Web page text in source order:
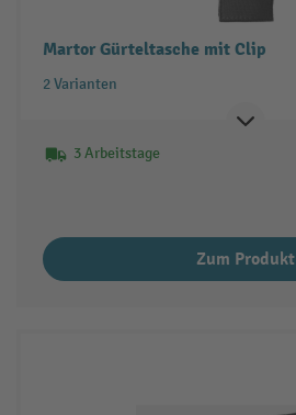
Martor Gürteltasche mit Clip
2 Varianten
3 Arbeitstage
Zum Produkt